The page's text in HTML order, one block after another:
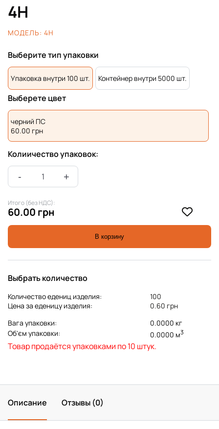
4H
МОДЕЛЬ: 4H
Выберите тип упаковки
Упаковка внутри 100 шт. Контейнер внутри 5000 шт.
Выберете цвет
черний ПС
60.00 грн
Колиичество упаковок:
Итого (без НДС):
60.00 грн
В корзину
Выбрать количество
Количество едениц изделия:
100
Цена за еденицу изделия:
0.60 грн
Вага упаковки:
0.0000 кг
Об'єм упаковки:
0.0000 м3
Товар продаётся упаковками по 10 штук.
Описание Отзывы (0)